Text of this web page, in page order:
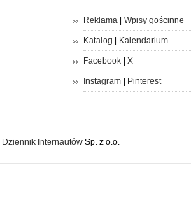
Reklama| Wpisy gościnne
Katalog Kalendarium
Facebook| X
Instagram| Pinterest
Dziennik InternautówSp. z o.o.